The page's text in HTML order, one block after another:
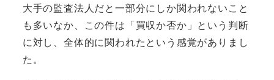
大手の監査法人だと一部分にしか関われないこと
も多いなか、この件は「買収か否か」という判断
に対し、全体的に関われたという感覚がありまし
た。